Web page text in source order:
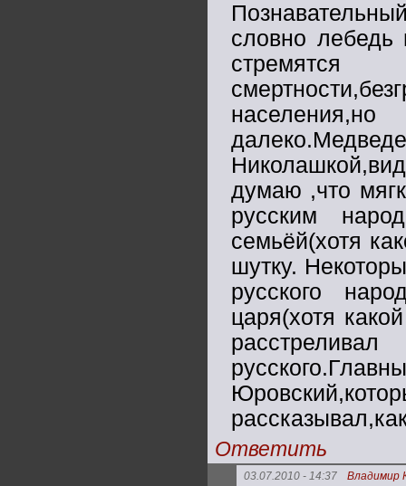
словно лебедь
думаю ,что
русским
семьёй(хотя
шутку.
русского
царя(хотя
Ответить
03.07.2010 - 14:37 Владимир